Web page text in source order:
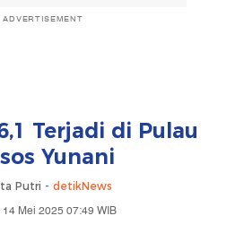
ADVERTISEMENT
Terjadi di Pulau
Yunani
Putri - detikNews
Mei 2025 07:49 WIB